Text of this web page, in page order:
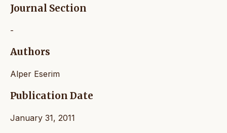
Journal Section
-
Authors
Alper Eserim
Publication Date
January 31, 2011